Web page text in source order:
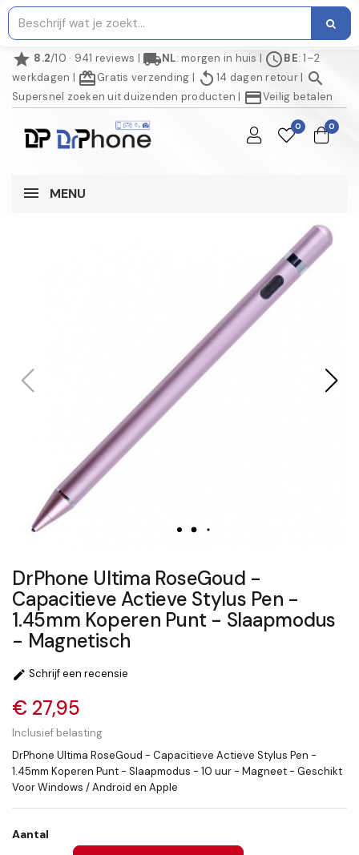
star 8.2/10 · 941 reviews | local_shippingNL: morgen in huis | scheduleBE: 1–2
werkdagen | redeemGratis verzending | replay 14 dagen retour| search
Supersnel zoeken uit duizenden producten | credit_cardVeilig betalen
0 0
MENU
DrPhone Ultima RoseGoud -
Capacitieve Actieve Stylus Pen -
1.45mm Koperen Punt - Slaapmodus
- Magnetisch
 Schrijf een recensie
€ 27,95
Inclusief belasting
DrPhone Ultima RoseGoud - Capacitieve Actieve Stylus Pen -
1.45mm Koperen Punt - Slaapmodus - 10 uur - Magneet - Geschikt
Voor Windows / Android en Apple
Aantal